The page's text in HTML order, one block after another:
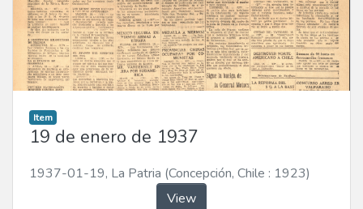
Item
19 de enero de 1937
1937-01-19, La Patria (Concepción, Chile : 1923)
View